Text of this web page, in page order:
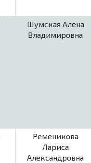
Шумская Алена
Владимировна
Ременикова
Лариса
Александровна